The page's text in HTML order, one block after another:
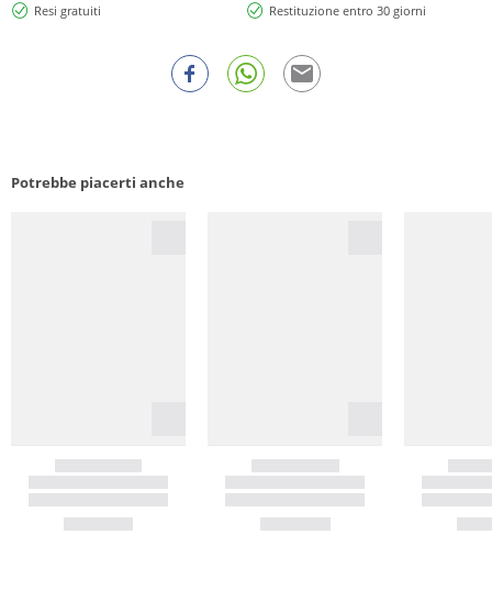
Resi gratuiti Restituzione entro 30 giorni
Potrebbe piacerti anche